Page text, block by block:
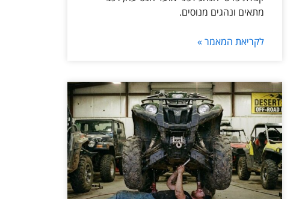
מתאים ונהגים מנוסים.
לקריאת המאמר »